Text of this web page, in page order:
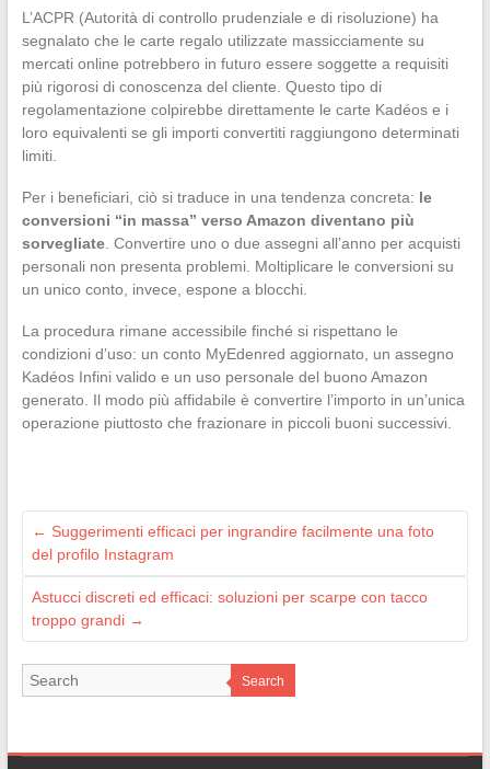
L’ACPR (Autorità di controllo prudenziale e di risoluzione) ha
segnalato che le carte regalo utilizzate massicciamente su
mercati online potrebbero in futuro essere soggette a requisiti
più rigorosi di conoscenza del cliente. Questo tipo di
regolamentazione colpirebbe direttamente le carte Kadéos e i
loro equivalenti se gli importi convertiti raggiungono determinati
limiti.
Per i beneficiari, ciò si traduce in una tendenza concreta: le
conversioni “in massa” verso Amazon diventano più
sorvegliate. Convertire uno o due assegni all’anno per acquisti
personali non presenta problemi. Moltiplicare le conversioni su
un unico conto, invece, espone a blocchi.
La procedura rimane accessibile finché si rispettano le
condizioni d’uso: un conto MyEdenred aggiornato, un assegno
Kadéos Infini valido e un uso personale del buono Amazon
generato. Il modo più affidabile è convertire l’importo in un’unica
operazione piuttosto che frazionare in piccoli buoni successivi.
← Suggerimenti efficaci per ingrandire facilmente una foto
del profilo Instagram
Astucci discreti ed efficaci: soluzioni per scarpe con tacco
troppo grandi →
Search